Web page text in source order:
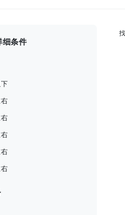
细条件